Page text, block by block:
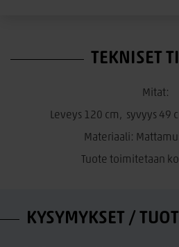
TEKNISET
Mitat:
Leveys 120 cm, syvyys 49
Materiaali:
Tuote toimitetaan
KYSYMYKSET /